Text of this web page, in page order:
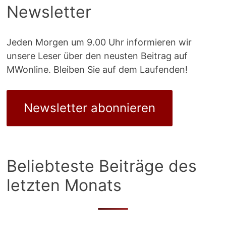
Newsletter
Jeden Morgen um 9.00 Uhr informieren wir
unsere Leser über den neusten Beitrag auf
MWonline. Bleiben Sie auf dem Laufenden!
Newsletter abonnieren
Beliebteste Beiträge des
letzten Monats